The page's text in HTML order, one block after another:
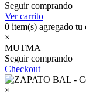
Seguir comprando
Ver carrito
0 item(s) agregado tu
×
MUTMA
Seguir comprando
Checkout
×